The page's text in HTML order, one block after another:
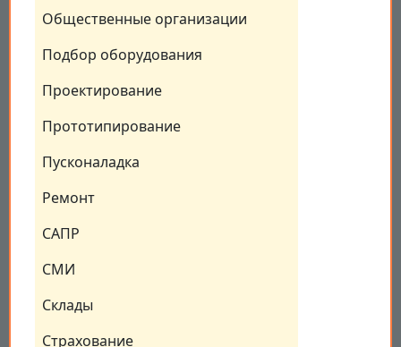
Общественные организации
Подбор оборудования
Проектирование
Прототипирование
Пусконаладка
Ремонт
САПР
СМИ
Склады
Страхование